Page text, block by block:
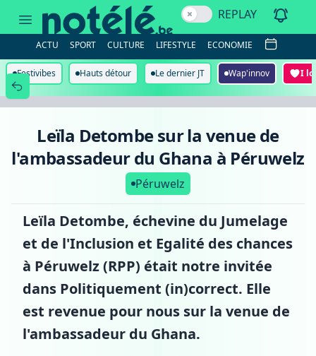
Detombe
de
l'ambassadeur
Ghana
à
REPLAY
ACTU SPORT CULTURE LIFESTYLE ECONOMIE
Festivibes Hauts détour Le dernier JT Wap'innov I
Leïla Detombe sur la venue de
l'ambassadeur du Ghana à Péruwelz
Péruwelz
Leïla Detombe, échevine du Jumelage
et de l'Inclusion et Egalité des chances
à Péruwelz (RPP) était notre invitée
dans Politiquement (in)correct. Elle
est revenue pour nous sur la venue de
l'ambassadeur du Ghana.